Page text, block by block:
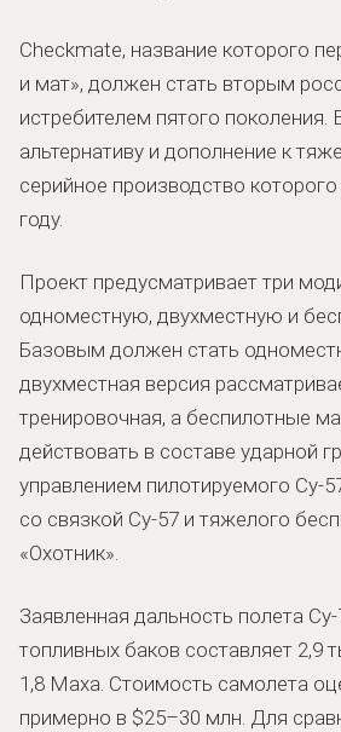
Checkmate, название которого
и мат», должен стать вторым
истребителем пятого поколения.
альтернативу и дополнение к
серийное производство
году.
Проект предусматривает три
одноместную, двухместную и
Базовым должен стать
двухместная версия
тренировочная, а беспилотные
действовать в составе ударной
управлением пилотируемого Су-
со связкой Су-57 и тяжелого
«Охотник».
Заявленная дальность полета
топливных баков составляет 2,9
1,8 Маха. Стоимость самолета
примерно в $25–30 млн. Для